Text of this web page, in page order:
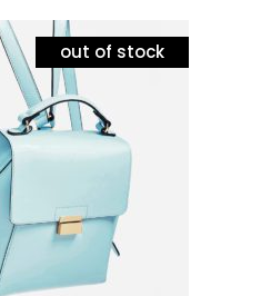
out of stock